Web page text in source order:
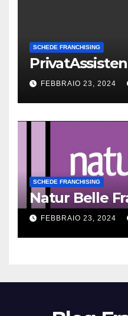
SCHEDE FRANCHISING
FEBBRAIO 23, 2024
SCHEDE FRANCHISING
Natur Belle
FEBBRAIO 23, 2024